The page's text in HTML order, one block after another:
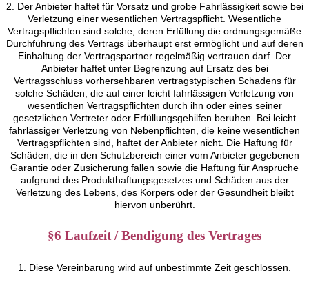
2. Der Anbieter haftet für Vorsatz und grobe Fahrlässigkeit sowie bei
Verletzung einer wesentlichen Vertragspflicht. Wesentliche
Vertragspflichten sind solche, deren Erfüllung die ordnungsgemäße
Durchführung des Vertrags überhaupt erst ermöglicht und auf deren
Einhaltung der Vertragspartner regelmäßig vertrauen darf. Der
Anbieter haftet unter Begrenzung auf Ersatz des bei
Vertragsschluss vorhersehbaren vertragstypischen Schadens für
solche Schäden, die auf einer leicht fahrlässigen Verletzung von
wesentlichen Vertragspflichten durch ihn oder eines seiner
gesetzlichen Vertreter oder Erfüllungsgehilfen beruhen. Bei leicht
fahrlässiger Verletzung von Nebenpflichten, die keine wesentlichen
Vertragspflichten sind, haftet der Anbieter nicht. Die Haftung für
Schäden, die in den Schutzbereich einer vom Anbieter gegebenen
Garantie oder Zusicherung fallen sowie die Haftung für Ansprüche
aufgrund des Produkthaftungsgesetzes und Schäden aus der
Verletzung des Lebens, des Körpers oder der Gesundheit bleibt
hiervon unberührt.
§6 Laufzeit / Bendigung des Vertrages
1. Diese Vereinbarung wird auf unbestimmte Zeit geschlossen.